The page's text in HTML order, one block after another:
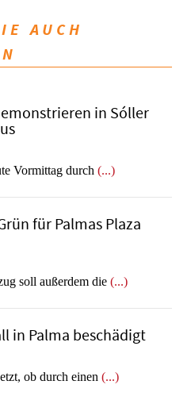
AUCH
in Sóller
Vormittag durch (...)
für Palmas Plaza
soll außerdem die (...)
in Palma beschädigt
ob durch einen (...)